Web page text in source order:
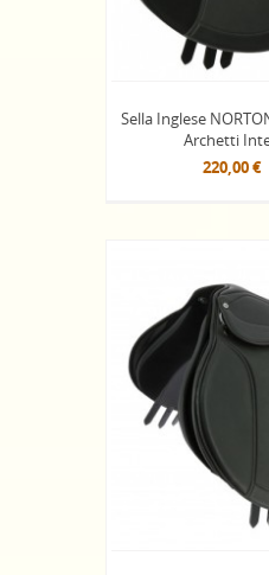
Sella Inglese
Archetti
220,00 €